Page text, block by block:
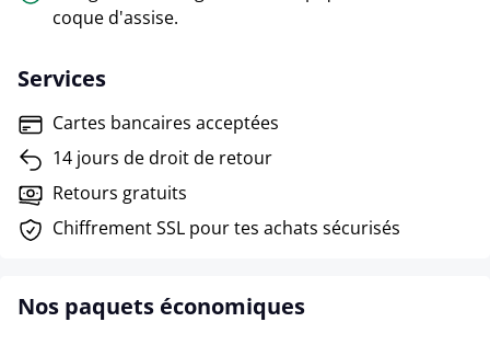
coque d'assise.
Services
Cartes bancaires acceptées
14 jours de droit de retour
Retours gratuits
Chiffrement SSL pour tes achats sécurisés
Nos paquets économiques